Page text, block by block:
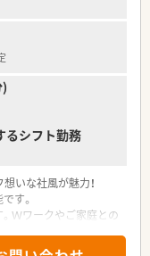
るシフト勤務
いな社風が魅力！
す。
Ｗワークやご家庭との